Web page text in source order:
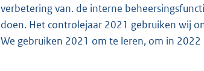
verbetering van. de interne
doen. Het controlejaar 2021 gebruiken wij
We gebruiken 2021 om te leren, om in